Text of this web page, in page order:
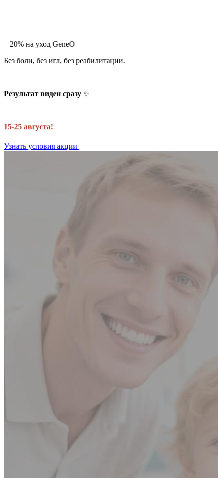
– 20% на уход GeneO
Без боли, без игл, без реабилитации.
Результат виден сразу ✨
15-25 августа!
Узнать условия акции